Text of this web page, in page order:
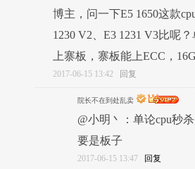
博主，问一下E5 1650这款
1230 V2、E3 1231 V3比呢
上寨板，寨板能上ECC，
2017-06-15 13:42 回复
院长不在到处乱卖
@小明丶：单论cpu秒
要是板子
2017-06-15 13:47 回复